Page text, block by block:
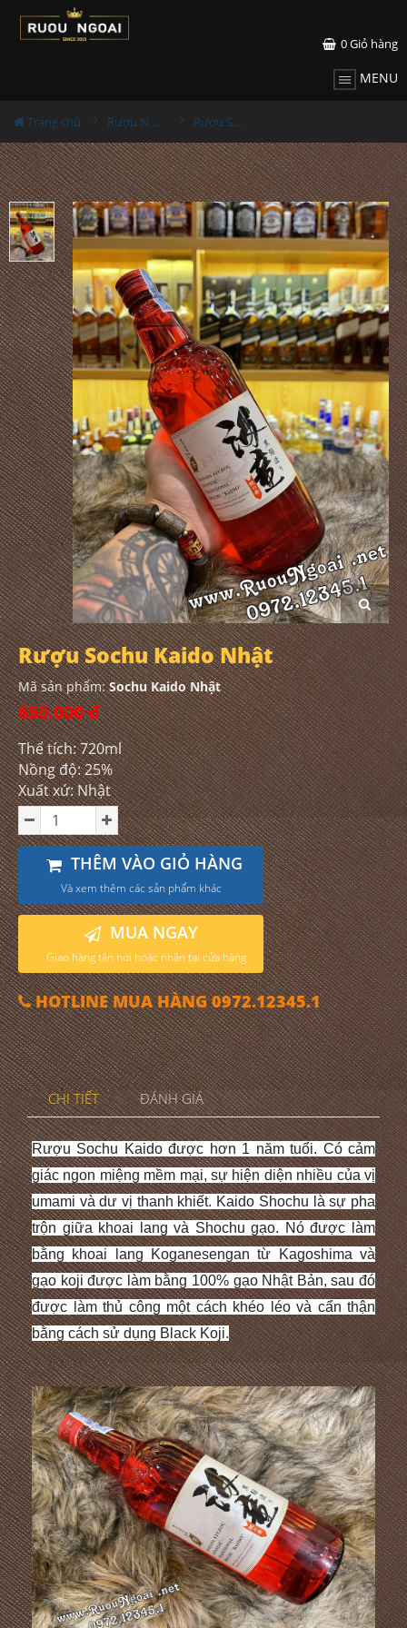
0Giỏ hàng
MENU
Trang chủ Rượu Nhật Rượu Sochu Kaido Nhật
Rượu Sochu Kaido Nhật
Mã sản phẩm:Sochu Kaido Nhật
650.000 đ
Thể tích: 720ml
Nồng độ: 25%
Xuất xứ: Nhật
THÊM VÀO GIỎ HÀNG
Và xem thêm các sản phẩm khác
MUA NGAY
Giao hàng tận nơi hoặc nhận tại cửa hàng
HOTLINE MUA HÀNG 0972.12345.1
CHI TIẾT ĐÁNH GIÁ
Rượu Sochu Kaido được hơn 1 năm tuổi. Có cảm
giác ngon miệng mềm mại, sự hiện diện nhiều của vị
umami và dư vị thanh khiết. Kaido Shochu là sự pha
trộn giữa khoai lang và Shochu gạo. Nó được làm
bằng khoai lang Koganesengan từ Kagoshima và
gạo koji được làm bằng 100% gạo Nhật Bản, sau đó
được làm thủ công một cách khéo léo và cẩn thận
bằng cách sử dụng Black Koji.